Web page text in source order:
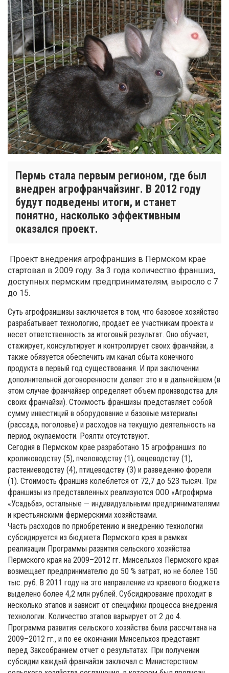
Пермь стала первым регионом, где был
внедрен агрофранчайзинг. В 2012 году
будут подведены итоги, и станет
понятно, насколько эффективным
оказался проект.
Проект внедрения агрофраншиз в Пермском крае
стартовал в 2009 году. За 3 года количество франшиз,
доступных пермским предпринимателям, выросло с 7
до 15.
Суть агрофраншизы заключается в том, что базовое хозяйство
разрабатывает технологию, продает ее участникам проекта и
несет ответственность за итоговый результат. Оно обучает,
стажирует, консультирует и контролирует своих франчайзи, а
также обязуется обеспечить им канал сбыта конечного
продукта в первый год существования. И при заключении
дополнительной договоренности делает это и в дальнейшем (в
этом случае франчайзер определяет объем производства для
своих франчайзи). Стоимость франшизы представляет собой
сумму инвестиций в оборудование и базовые материалы
(рассада, поголовье) и расходов на текущую деятельность на
период окупаемости. Роялти отсутствуют.
Сегодня в Пермском крае разработано 15 агрофраншиз: по
кролиководству (5), пчеловодству (1), овцеводству (1),
растениеводству (4), птицеводству (3) и разведению форели
(1). Стоимость франшиз колеблется от 72,7 до 523 тысяч. Три
франшизы из представленных реализуются ООО «Агрофирма
«Усадьба», остальные — индивидуальными предпринимателями
и крестьянскими фермерскими хозяйствами.
Часть расходов по приобретению и внедрению технологии
субсидируется из бюджета Пермского края в рамках
реализации Программы развития сельского хозяйства
Пермского края на 2009–2012 гг. Минсельхоз Пермского края
возмещает предпринимателю до 50 % затрат, но не более 150
тыс. руб. В 2011 году на это направление из краевого бюджета
выделено более 4,2 млн рублей. Субсидирование проходит в
несколько этапов и зависит от специфики процесса внедрения
технологии. Количество этапов варьирует от 2 до 4.
Программа развития сельского хозяйства была рассчитана на
2009–2012 гг., и по ее окончании Минсельхоз представит
перед Заксобранием отчет о результатах. При получении
субсидии каждый франчайзи заключал с Министерством